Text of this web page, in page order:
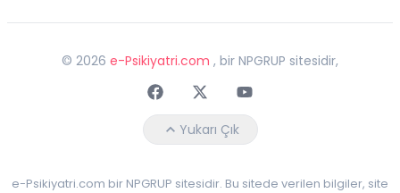
© 2026 e-Psikiyatri.com , bir NPGRUP sitesidir,
FaceebokTwitterYoutube
Yukarı Çık
e-Psikiyatri.com bir NPGRUP sitesidir. Bu sitede verilen bilgiler, site